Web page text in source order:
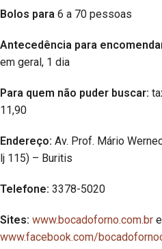
Bolos para 6 a 70 pessoas
Antecedência para
em geral, 1 dia
Para quem não puder buscar:
11,90
Endereço: Av. Prof. Mário
lj 115) – Buritis
Telefone: 3378-5020
Sites: www.bocadoforno.com.br e
www.facebook.com/